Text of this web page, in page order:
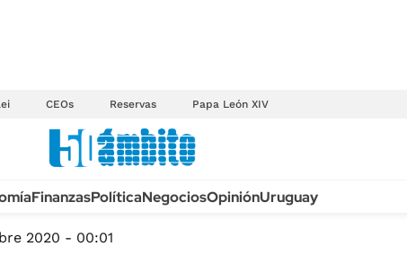
CEOs Reservas Papa León XIV
FinanzasPolíticaNegociosOpiniónUruguay
2020 - 00:01